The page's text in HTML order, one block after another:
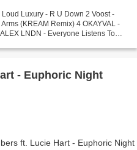
Luxury - R U Down 2 Voost -
(KREAM Remix) 4 OKAYVAL -
LNDN - Everyone Listens To
- Euphoric Night